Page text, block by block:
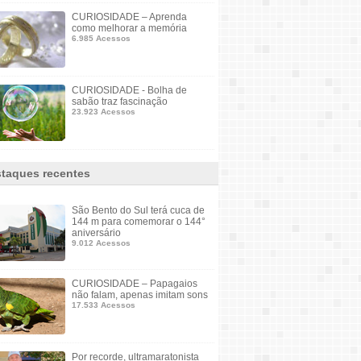
CURIOSIDADE – Aprenda
como melhorar a memória
6.985 Acessos
CURIOSIDADE - Bolha de
sabão traz fascinação
23.923 Acessos
recentes
São Bento do Sul terá cuca de
144 m para comemorar o 144°
aniversário
9.012 Acessos
CURIOSIDADE – Papagaios
não falam, apenas imitam sons
17.533 Acessos
Por recorde, ultramaratonista